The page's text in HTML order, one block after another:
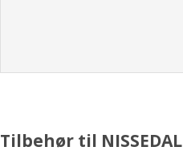
Tilbehør til NISSEDAL